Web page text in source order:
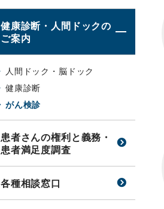
健康診断・人間ドックの
ご案内
人間ドック・脳ドック
健康診断
がん検診
患者さんの権利と義務・
患者満足度調査
各種相談窓口